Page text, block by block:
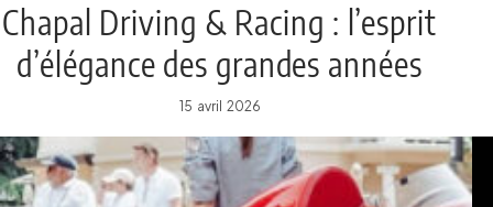
Chapal Driving & Racing : l’esprit
d’élégance des grandes années
de l’automobile
15 avril 2026